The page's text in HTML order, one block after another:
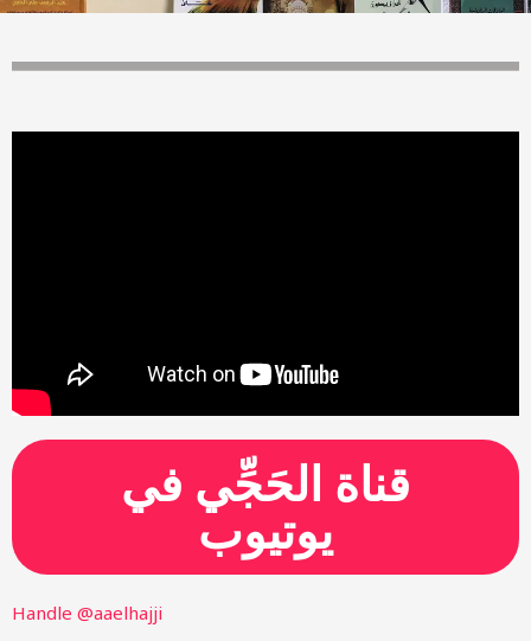
قناة الحَجِّي في
يوتيوب
Handle @aaelhajji